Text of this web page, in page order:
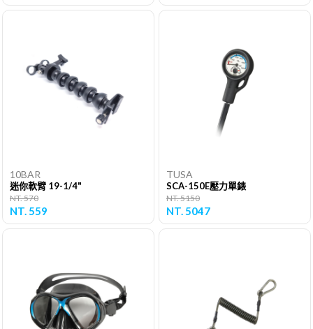
10BAR
迷你軟臂 19-1/4"
NT. 570
NT. 559
TUSA
SCA-150E壓力單錶
NT. 5150
NT. 5047